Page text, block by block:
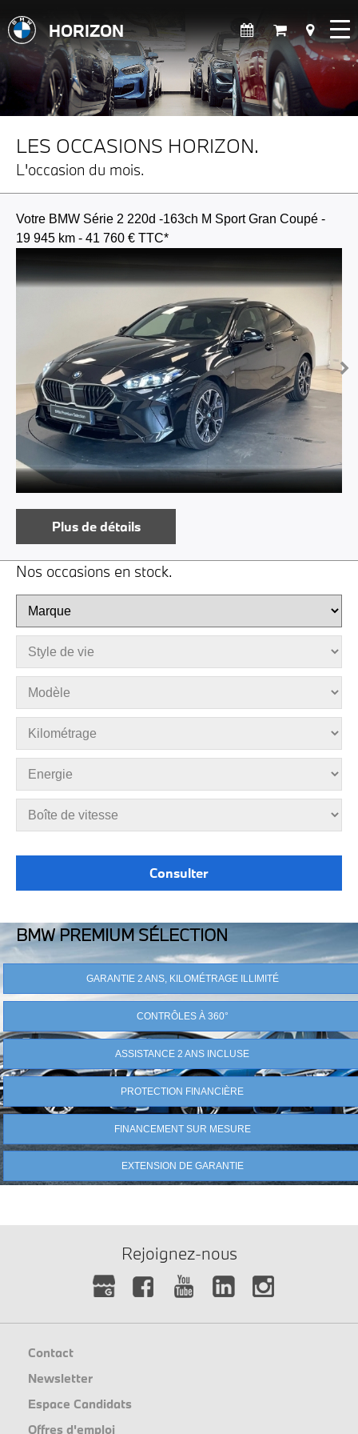
HORIZON
LES OCCASIONS HORIZON.
L'occasion du mois.
Votre BMW Série 2 220d -163ch M Sport Gran Coupé -
19 945 km - 41 760 € TTC*
Plus de détails
Nos occasions en stock.
BMW PREMIUM SÉLECTION
GARANTIE 2 ANS, KILOMÉTRAGE ILLIMITÉ
CONTRÔLES À 360°
ASSISTANCE 2 ANS INCLUSE
PROTECTION FINANCIÈRE
FINANCEMENT SUR MESURE
EXTENSION DE GARANTIE
Rejoignez-nous
Contact
Newsletter
Espace Candidats
Offres d'emploi